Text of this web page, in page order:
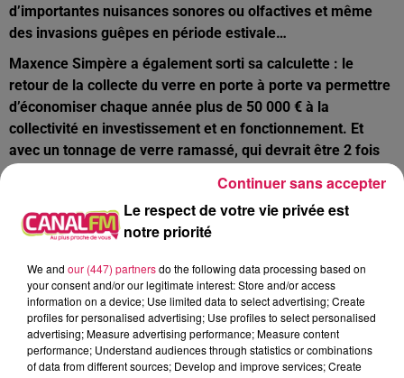
d’importantes nuisances sonores ou olfactives et même
des invasions guêpes en période estivale…
Maxence Simpère a également sorti sa calculette : le
retour de la collecte du verre en porte à porte va permettre
d’économiser chaque année plus de 50 000 € à la
collectivité en investissement et en fonctionnement. Et
avec un tonnage de verre ramassé, qui devrait être 2 fois
plus importants, les recettes de la communauté de
communes devraient aussi très fortement augmenter…
Eppe-Sauvage/Liessies : un projet de création d’une piste
cyclable pour relier la voie verte au ValJoly
Une étude sera lancée dès cette année, par le département
du Nord, pour un début des travaux espérés en 2024. Ce
projet d’aménagement d’une liaison douce sécurisée entre
Liessies et Eppe-Sauge est intégré à un vaste plan pour le
Le respect de votre vie privée est
notre priorité
We and our (447) partnersdo the following data processing based on
your consent and/or our legitimate interest: Store and/or access
information on a device; Use limited data to select advertising; Create
profiles for personalised advertising; Use profiles to select personalised
advertising; Measure advertising performance; Measure content
performance; Understand audiences through statistics or combinations
of data from different sources; Develop and improve services; Create
Continuer sans accepter